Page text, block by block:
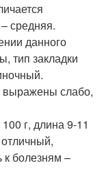
средняя.
данного
тип закладки
слабо,
г, длина 9-11
к болезням –